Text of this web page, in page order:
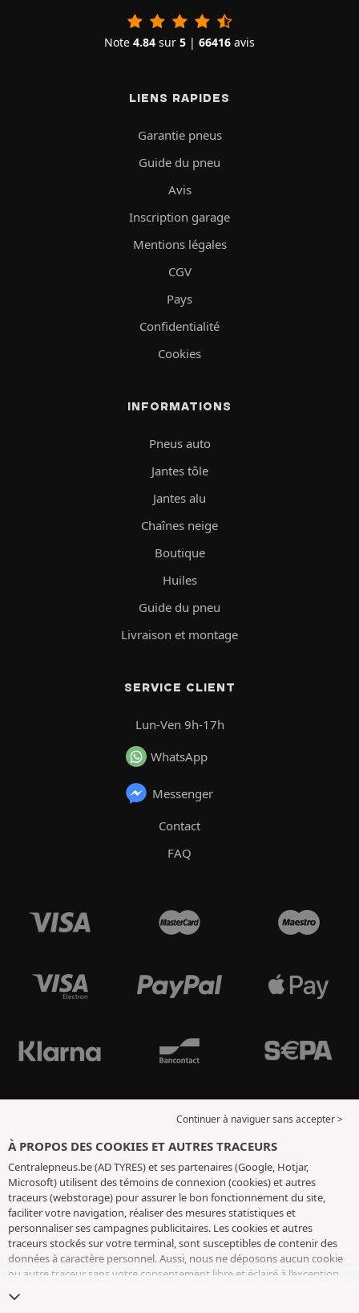
Note 4.84 sur 5 | 66416 avis
LIENS RAPIDES
Garantie pneus
Guide du pneu
Avis
Inscription garage
Mentions légales
CGV
Pays
Confidentialité
Cookies
INFORMATIONS
Pneus auto
Jantes tôle
Jantes alu
Chaînes neige
Boutique
Huiles
Guide du pneu
Livraison et montage
SERVICE CLIENT
Lun-Ven 9h-17h
WhatsApp
Messenger
Contact
FAQ
Continuer à naviguer sans accepter >
À PROPOS DES COOKIES ET AUTRES TRACEURS
Centralepneus.be (AD TYRES) et ses partenaires (Google, Hotjar,
Microsoft) utilisent des témoins de connexion (cookies) et autres
traceurs (webstorage) pour assurer le bon fonctionnement du site,
faciliter votre navigation, réaliser des mesures statistiques et
personnaliser ses campagnes publicitaires. Les cookies et autres
traceurs stockés sur votre terminal, sont susceptibles de contenir des
données à caractère personnel. Aussi, nous ne déposons aucun cookie
ou autre traceur sans votre consentement libre et éclairé à l’exception
conservons votre choix pendant 6 mois. Vous pouvez retirer votre